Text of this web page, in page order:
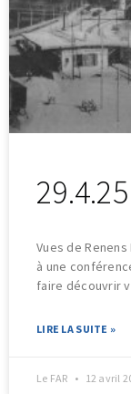
Vues de
à une
faire découvrir
LIRE LA SUITE »
Le FAR 12 avril